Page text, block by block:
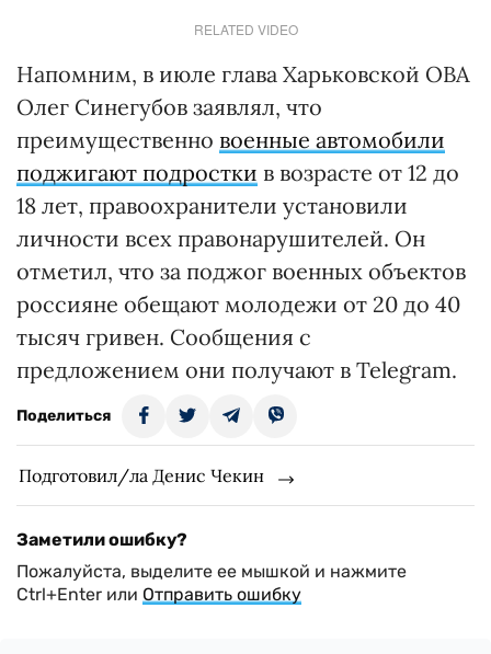
RELATED VIDEO
Напомним, в июле глава Харьковской ОВА
Олег Синегубов заявлял, что
преимущественно военные автомобили
поджигают подростки в возрасте от 12 до
18 лет, правоохранители установили
личности всех правонарушителей. Он
отметил, что за поджог военных объектов
россияне обещают молодежи от 20 до 40
тысяч гривен. Сообщения с
предложением они получают в Telegram.
Поделиться
Подготовил/ла Денис Чекин
Заметили ошибку?
Пожалуйста, выделите ее мышкой и нажмите
Ctrl+Enter или Отправить ошибку